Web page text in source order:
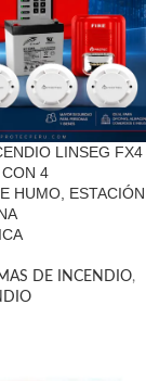
LINSEG FX4
4
HUMO, ESTACIÓN
DE INCENDIO,